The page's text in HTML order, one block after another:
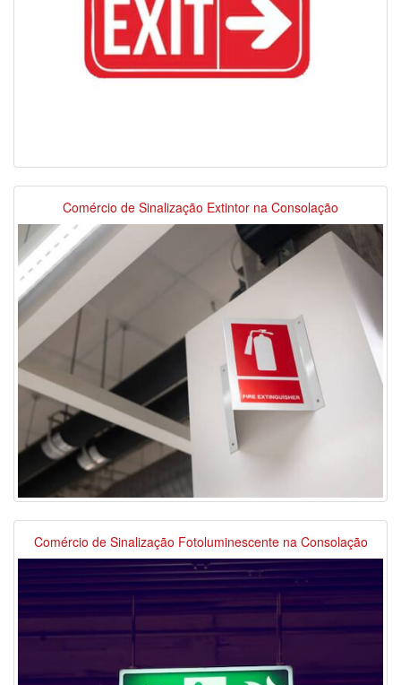
Comércio de Sinalização Extintor na Consolação
Comércio de Sinalização Fotoluminescente na Consolação